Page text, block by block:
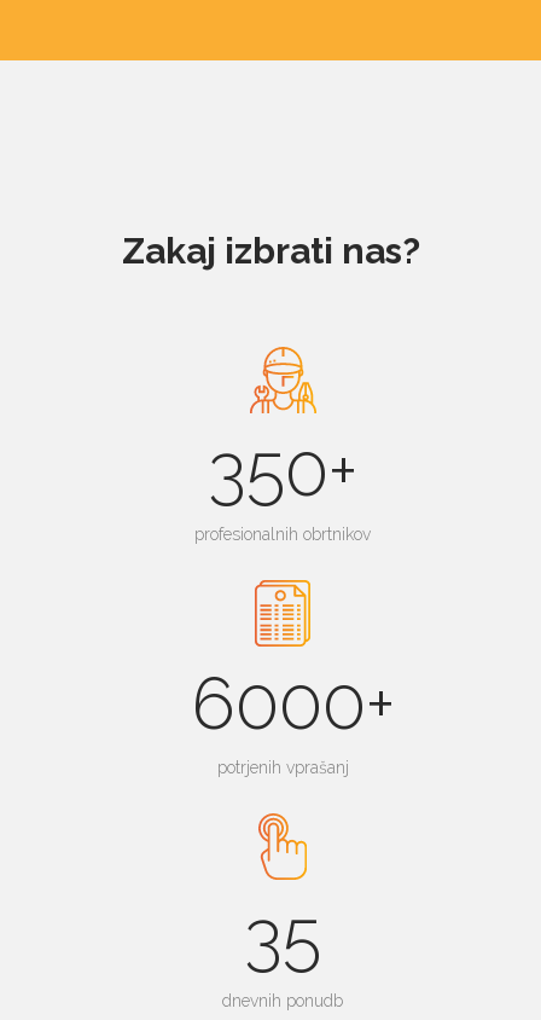
Zakaj izbrati nas?
350+
profesionalnih obrtnikov
6000+
potrjenih vprašanj
35
dnevnih ponudb